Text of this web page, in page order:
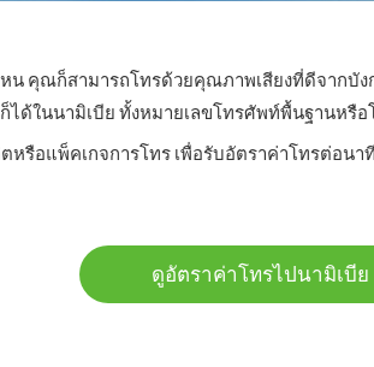
คุณก็สามารถโทรด้วยคุณภาพเสียงที่ดีจากบัง
ด้ในนามิเบีย ทั้งหมายเลขโทรศัพท์พื้นฐานหรือ
หรือแพ็คเกจการโทร เพื่อรับอัตราค่าโทรต่อน
ดูอัตราค่าโทรไปนามิเบีย